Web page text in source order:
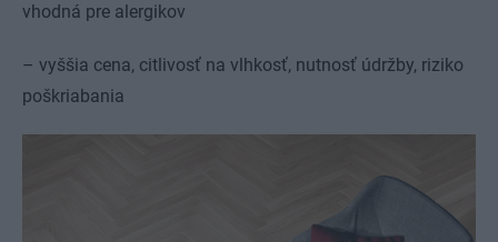
vhodná pre alergikov
– vyššia cena, citlivosť na vlhkosť, nutnosť údržby, riziko
poškriabania